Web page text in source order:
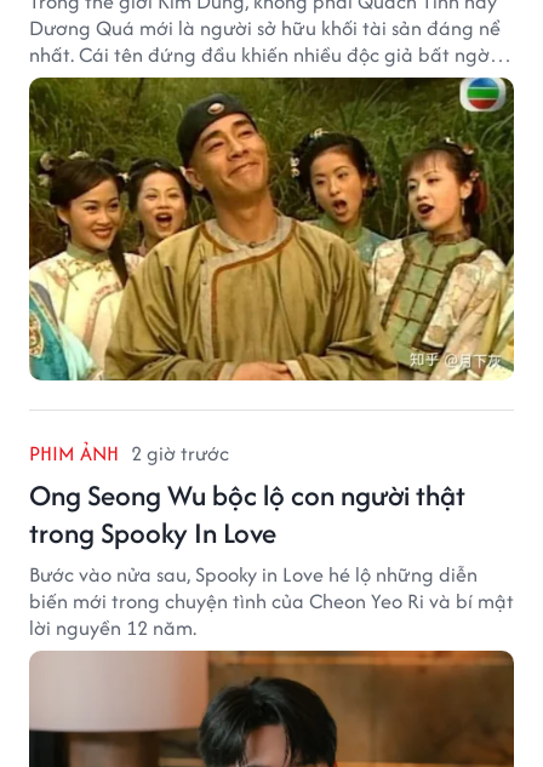
Dương Quá mới là người sở hữu khối tài sản đáng nể
nhất. Cái tên đứng đầu khiến nhiều độc giả bất ngờ
bởi xuất thân của nhân vật này hoàn toàn không
giống một đại hiệp.
PHIM ẢNH 2 giờ trước
Ong Seong Wu bộc lộ con người thật
trong Spooky In Love
Bước vào nửa sau, Spooky in Love hé lộ những diễn
biến mới trong chuyện tình của Cheon Yeo Ri và bí mật
lời nguyền 12 năm.